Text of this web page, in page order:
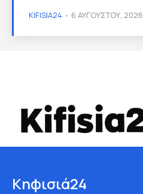
KIFISIA24 - 6 ΑΥΓΟΎΣΤΟΥ, 2026
Κηφισιά24